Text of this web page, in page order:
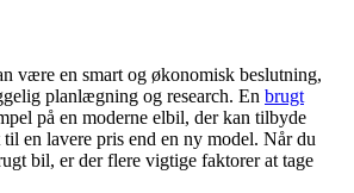
være en smart og økonomisk beslutning,
planlægning og research. En brugt
på en moderne elbil, der kan tilbyde
en lavere pris end en ny model. Når du
bil, er der flere vigtige faktorer at tage